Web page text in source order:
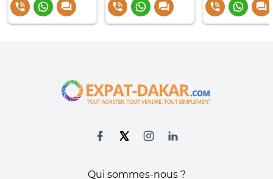
Qui sommes-nous ?